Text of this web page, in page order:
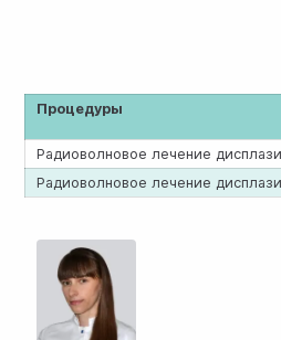
Процедуры
Радиоволновое лечение
Радиоволновое лечение